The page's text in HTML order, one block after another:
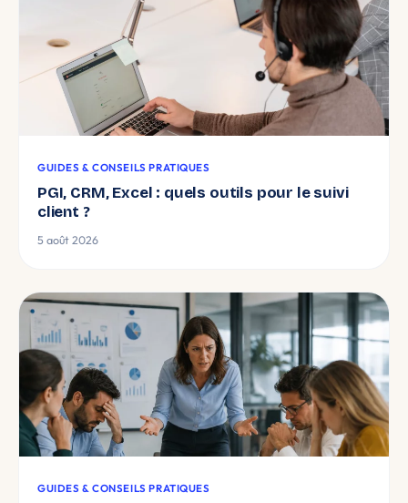
GUIDES & CONSEILS PRATIQUES
PGI, CRM, Excel : quels outils pour le suivi
client ?
5 août 2026
GUIDES & CONSEILS PRATIQUES